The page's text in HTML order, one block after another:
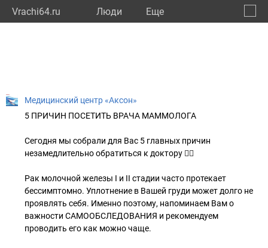
Vrachi64.ru Люди Eще
Медицинский центр «Аксон»
5 ПРИЧИН ПОСЕТИТЬ ВРАЧА МАММОЛОГА
Сегодня мы собрали для Вас 5 главных причин
незамедлительно обратиться к доктору 👇🏻
Рак молочной железы I и II стадии часто протекает
бессимптомно. Уплотнение в Вашей груди может долго не
проявлять себя. Именно поэтому, напоминаем Вам о
важности САМООБСЛЕДОВАНИЯ и рекомендуем
проводить его как можно чаще.